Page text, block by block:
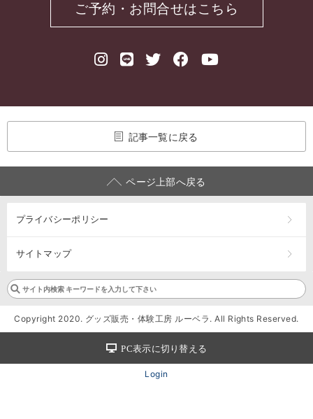
ご予約・お問合せはこちら
記事一覧に戻る
ページ上部へ戻る
プライバシーポリシー
サイトマップ
Copyright 2020. グッズ販売・体験工房 ルーベラ. All Rights Reserved.
PC表示に切り替える
Login